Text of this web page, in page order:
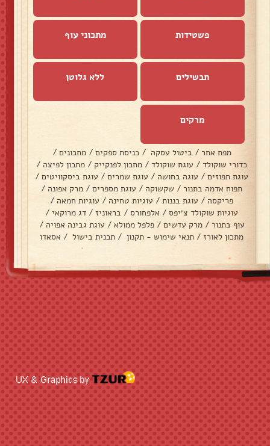
פשטידות מתכוני עוף
תבשילים ללא גלוטן
מרקים
מפת אתר / ביטול עסקה / כניסת ספקים / מתכונים /
כדורי שוקולד / עוגת שוקולד / מתכון לפנקייק / מתכון לפיצה /
עוגת תפוזים / עוגה בחושה / עוגת שמרים / עוגת ביסקוויטים/
תפוח אדמה בתנור / שקשוקה / עוגת מספרים / מרק אפונה /
פריקסה / עוגת בננות / עוגיות טחינה / עוגיות חמאה /
עוגיות שוקולד צ׳יפס / אלפחורס / בראוניז / דג מרוקאי /
עוף בתנור / מרק עדשים / פלפל ממולא / עוגת גבינה אפויה /
מתכון לאורז / תנאי שימוש - תקנון / תכנית בישול / אסאדו